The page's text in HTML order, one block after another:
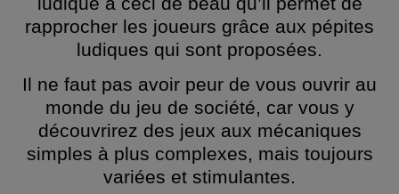
rapprocher les joueurs grâce aux pépites
ludiques qui sont proposées.
Il ne faut pas avoir peur de vous ouvrir au
monde du jeu de société, car vous y
découvrirez des jeux aux mécaniques
simples à plus complexes, mais toujours
variées et stimulantes.